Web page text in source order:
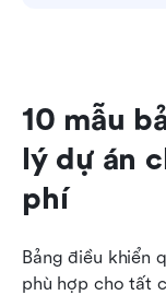
10 mẫu
lý dự án
phí
Bảng điều khiển
phù hợp cho tất